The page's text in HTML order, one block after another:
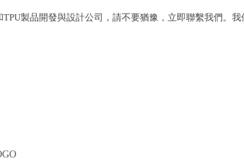
製品開發與設計公司，請不要猶豫，立即聯繫我們。